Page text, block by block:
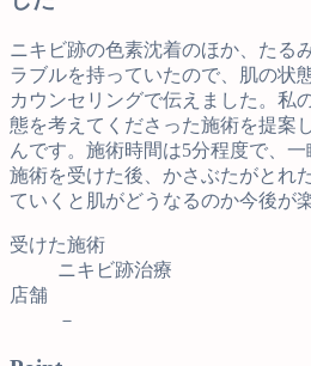
ニキビ跡の色素沈着のほか、たる
ラブルを持っていたので、肌の状
カウンセリングで伝えました。私
態を考えてくださった施術を提案
んです。施術時間は5分程度で、一
施術を受けた後、かさぶたがとれ
ていくと肌がどうなるのか今後が
受けた施術
ニキビ跡治療
店舗
－